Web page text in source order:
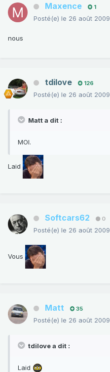
Maxence 1
Posté(e) le 26 août 2009
nous
tdilove 126
Posté(e) le 26 août 2009
Matt a dit :
MOI.
Laid
Softcars62 0
Posté(e) le 26 août 2009
Vous
Matt 35
Posté(e) le 26 août 2009
tdilove a dit :
Laid